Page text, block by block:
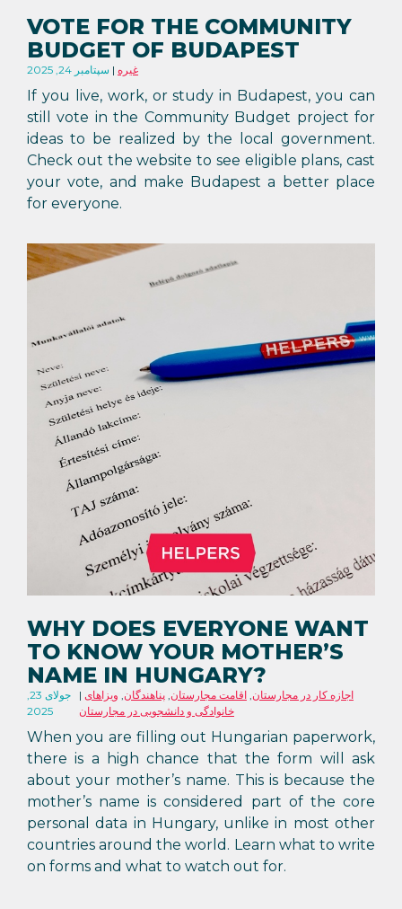
VOTE FOR THE COMMUNITY
BUDGET OF BUDAPEST
سپتامبر 24, 2025 غیره
If you live, work, or study in Budapest, you can
still vote in the Community Budget project for
ideas to be realized by the local government.
Check out the website to see eligible plans, cast
your vote, and make Budapest a better place
for everyone.
WHY DOES EVERYONE WANT
TO KNOW YOUR MOTHER’S
NAME IN HUNGARY?
جولای 23,
2025
اجازه کار در مجارستان,اقامت مجارستان,پناهندگان, ویزاهای
خانوادگی و دانشجویی در مجارستان
When you are filling out Hungarian paperwork,
there is a high chance that the form will ask
about your mother’s name. This is because the
mother’s name is considered part of the core
personal data in Hungary, unlike in most other
countries around the world. Learn what to write
on forms and what to watch out for.